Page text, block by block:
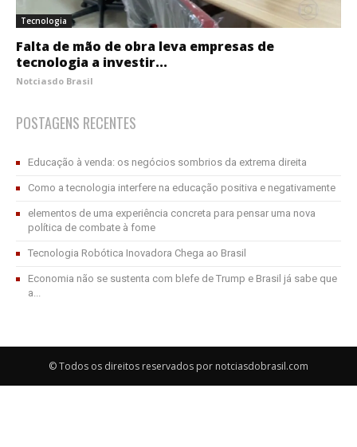
Tecnologia
Falta de mão de obra leva empresas de
tecnologia a investir...
Notciasdo Brasil
POSTAGENS RECENTES
Educação à venda: os negócios sombrios da extrema direita
Como a tecnologia interfere na educação positiva e negativamente
elementos de uma experiência concreta para pensar uma nova
política de combate à fome
Tecnologia Robótica Inovadora Chega ao Brasil
Economia não se sustenta com blefe de Trump e Brasil já sabe que
a...
© Todos os direitos reservados por notciasdobrasil.com